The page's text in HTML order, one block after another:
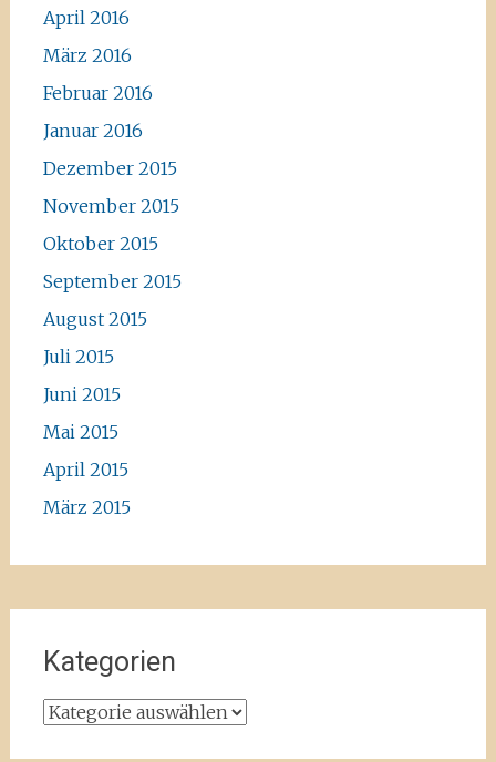
April 2016
März 2016
Februar 2016
Januar 2016
Dezember 2015
November 2015
Oktober 2015
September 2015
August 2015
Juli 2015
Juni 2015
Mai 2015
April 2015
März 2015
Kategorien
Kategorien